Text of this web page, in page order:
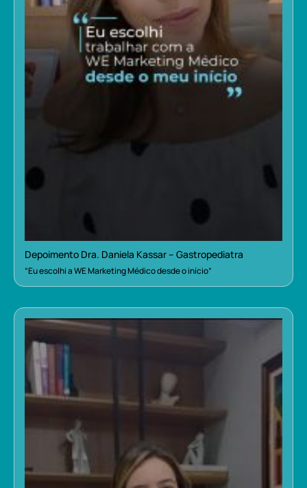
Depoimento Dra. Daniela Kassar – Gastropediatra
“Eu escolhi a WE Marketing Médico desde o início”